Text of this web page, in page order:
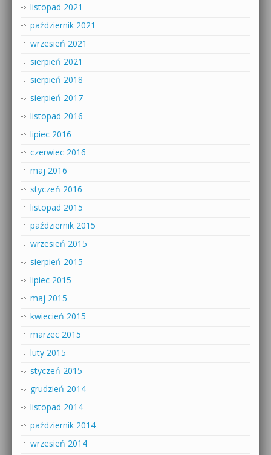
listopad 2021
październik 2021
wrzesień 2021
sierpień 2021
sierpień 2018
sierpień 2017
listopad 2016
lipiec 2016
czerwiec 2016
maj 2016
styczeń 2016
listopad 2015
październik 2015
wrzesień 2015
sierpień 2015
lipiec 2015
maj 2015
kwiecień 2015
marzec 2015
luty 2015
styczeń 2015
grudzień 2014
listopad 2014
październik 2014
wrzesień 2014